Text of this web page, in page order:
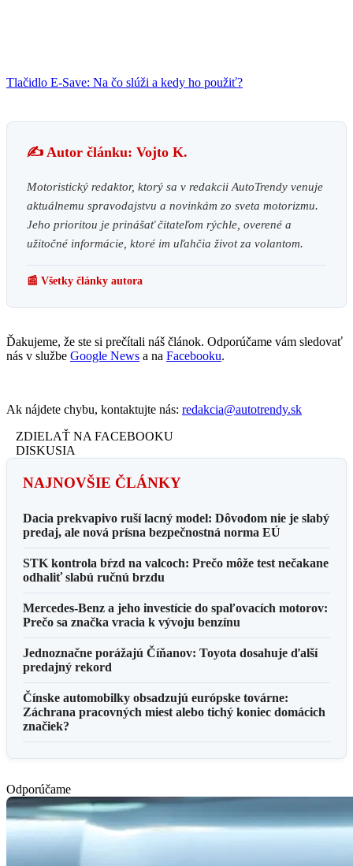
Tlačidlo E-Save: Na čo slúži a kedy ho použiť?
✍️ Autor článku: Vojto K.
Motoristický redaktor, ktorý sa v redakcii AutoTrendy venuje
aktuálnemu spravodajstvu a novinkám zo sveta motorizmu.
Jeho prioritou je prinášať čitateľom rýchle, overené a
užitočné informácie, ktoré im uľahčia život za volantom.
📰 Všetky články autora
Ďakujeme, že ste si prečítali náš článok. Odporúčame vám sledovať
nás v službe Google News a na Facebooku.
Ak nájdete chybu, kontaktujte nás: redakcia@autotrendy.sk
ZDIELAŤ NA FACEBOOKU
DISKUSIA
NAJNOVŠIE ČLÁNKY
Dacia prekvapivo ruší lacný model: Dôvodom nie je slabý
predaj, ale nová prísna bezpečnostná norma EÚ
STK kontrola bŕzd na valcoch: Prečo môže test nečakane
odhaliť slabú ručnú brzdu
Mercedes-Benz a jeho investície do spaľovacích motorov:
Prečo sa značka vracia k vývoju benzínu
Jednoznačne porážajú Číňanov: Toyota dosahuje ďalší
predajný rekord
Čínske automobilky obsadzujú európske továrne:
Záchrana pracovných miest alebo tichý koniec domácich
značiek?
Odporúčame